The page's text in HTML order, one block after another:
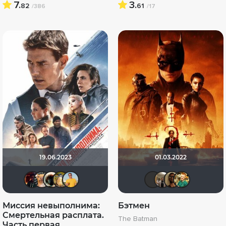
7.82 /386 3.61 /17
19.06.2023
DranikZzz Michael Guy
Миссия невыполнима:
Смертельная расплата.
01.03.2022
Бэтмен
The Batman